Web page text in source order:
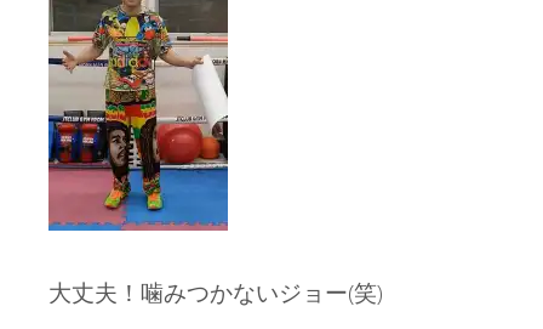
大丈夫！噛みつかないジョー(笑)